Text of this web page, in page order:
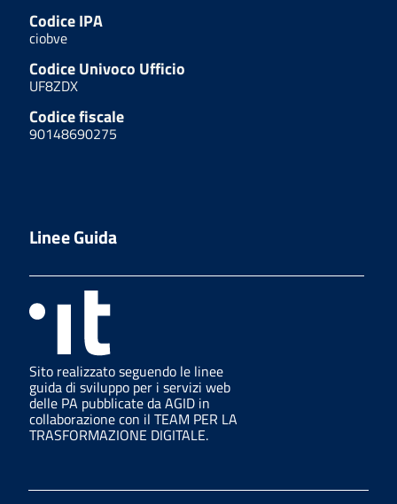
Codice IPA
ciobve
Codice Univoco Ufficio
UF8ZDX
Codice fiscale
90148690275
Linee Guida
Sito realizzato seguendo le linee
guida di sviluppo per i servizi web
delle PA pubblicate da AGID in
collaborazione con il TEAM PER LA
TRASFORMAZIONE DIGITALE.